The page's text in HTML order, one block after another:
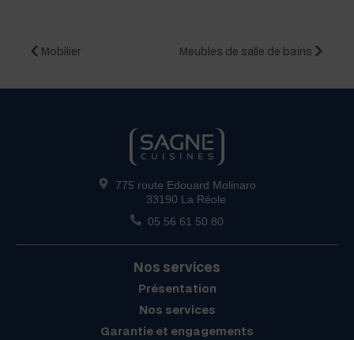
Mobili­er Meubles de salle de bains
775 route Edouard Molinaro
33190 La Réole
05 56 61 50 80
Nos services
Présentation
Nos services
Garantie et engagements